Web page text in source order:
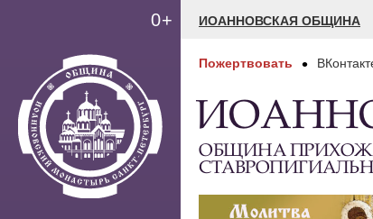
0+ ИОАННОВСКАЯ ОБЩИНА
Пожертвовать
ОБЩИНА